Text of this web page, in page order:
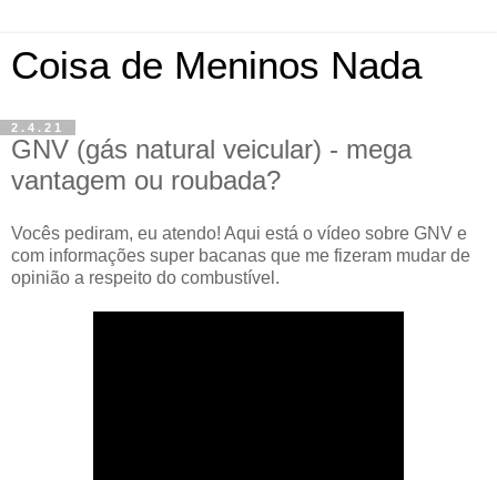
Coisa de Meninos Nada
2.4.21
GNV (gás natural veicular) - mega
vantagem ou roubada?
Vocês pediram, eu atendo! Aqui está o vídeo sobre GNV e
com informações super bacanas que me fizeram mudar de
opinião a respeito do combustível.